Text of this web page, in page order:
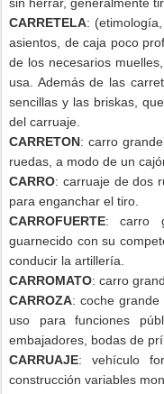
CARRETELA:
asientos, de caja poco
de los necesarios
usa. Además de las
sencillas y las briskas,
del carruaje.
CARRETON: carro
ruedas, a modo de un
CARRO: carruaje de dos
para enganchar el tiro.
CARROFUERTE: carro
guarnecido con su
conducir la artillería.
CARROMATO: carro
CARROZA: coche
uso para funciones
embajadores, bodas de
CARRUAJE: vehículo
construcción variables